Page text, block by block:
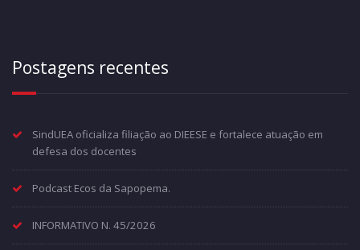
Postagens recentes
SindUEA oficializa filiação ao DIEESE e fortalece atuação em
defesa dos docentes
Podcast Ecos da Sapopema.
INFORMATIVO N. 45/2026